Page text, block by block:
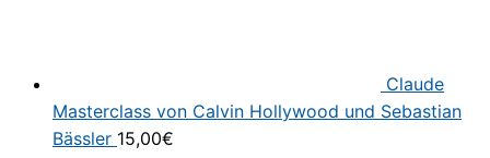
Claude
Masterclass von Calvin Hollywood und Sebastian
Bässler 15,00€